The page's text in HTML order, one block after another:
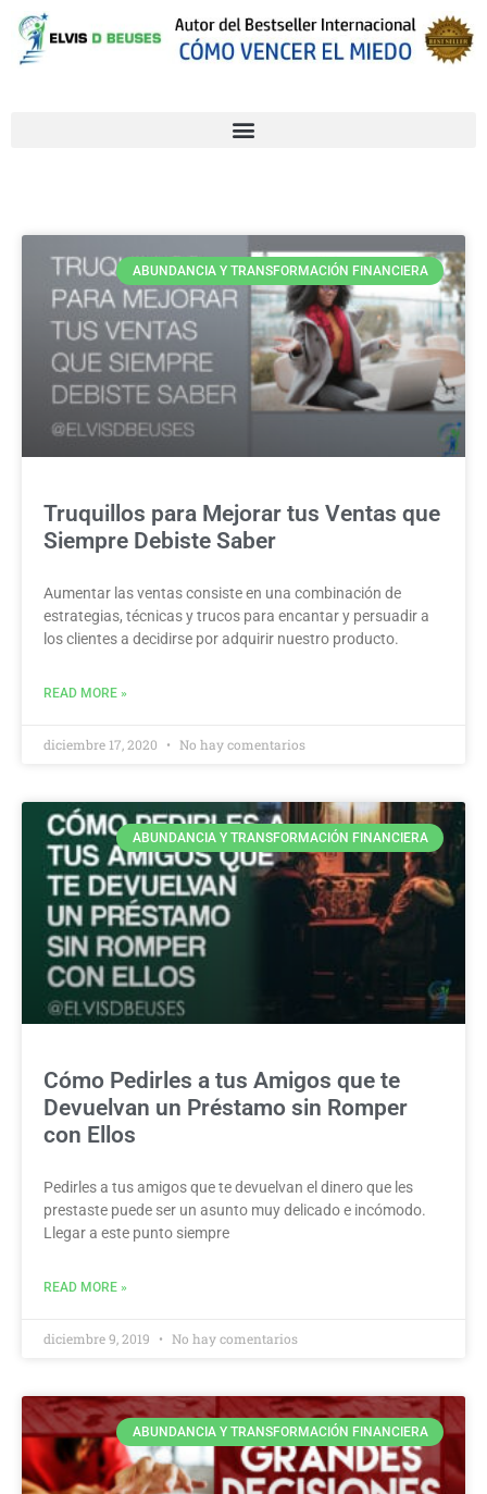
ABUNDANCIA Y TRANSFORMACIÓN FINANCIERA
Truquillos para Mejorar tus Ventas que
Siempre Debiste Saber
Aumentar las ventas consiste en una combinación de
estrategias, técnicas y trucos para encantar y persuadir a
los clientes a decidirse por adquirir nuestro producto.
READ MORE »
diciembre 17, 2020 No hay comentarios
ABUNDANCIA Y TRANSFORMACIÓN FINANCIERA
Cómo Pedirles a tus Amigos que te
Devuelvan un Préstamo sin Romper
con Ellos
Pedirles a tus amigos que te devuelvan el dinero que les
prestaste puede ser un asunto muy delicado e incómodo.
Llegar a este punto siempre
READ MORE »
diciembre 9, 2019 No hay comentarios
ABUNDANCIA Y TRANSFORMACIÓN FINANCIERA